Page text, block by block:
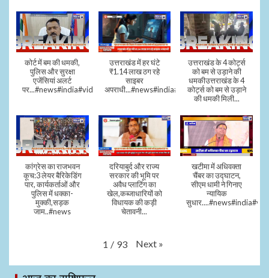
कोर्ट में बम की धमकी,
पुलिस और सुरक्षा
एजेंसियां अलर्ट
पर...#news#india#video#viral
उत्तराखंड में हर घंटे
₹1.14 लाख ठग रहे
साइबर
अपराधी...#news#india#video#viral
उत्तराखंड के 4 कोर्ट्स
को बम से उड़ाने की
धमकीउत्तराखंड के 4
कोर्ट्स को बम से उड़ाने
की धमकी मिली...
कांग्रेस का राजभवन
कूच:3 लेयर बैरिकेडिंग
पार, कार्यकर्ताओं और
पुलिस में धक्का-
मुक्की,सड़क
जाम..#news
दरियाबुर्द और राज्य
सरकार की भूमि पर
अवैध प्लाटिंग का
खेल,कब्जाधारियों को
विधायक की कड़ी
चेतावनी...
खटीमा में अधिवक्ता
चैंबर का उद्घाटन,
सीएम धामी ने गिनाए
न्यायिक
1 / 93 Next »